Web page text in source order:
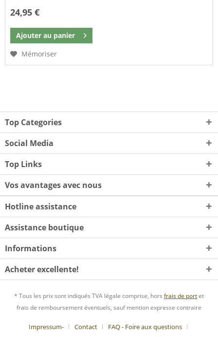
24,95 €
Ajouter au panier
Mémoriser
Top Categories
Social Media
Top Links
Vos avantages avec nous
Hotline assistance
Assistance boutique
Informations
Acheter excellente!
* Tous les prix sont indiqués TVA légale comprise, hors frais de portet
frais de remboursement éventuels, sauf mention expresse contraire
Impressum- Contact FAQ - Foire aux questions